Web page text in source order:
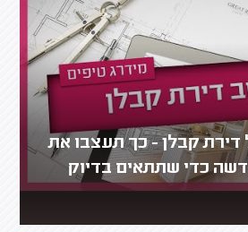
דירת קבלן - כך תעצבו את
כדי שתתאים בדיוק